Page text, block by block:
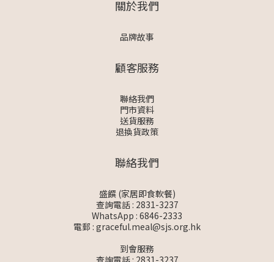
關於我們
品牌故事
顧客服務
聯絡我們
門市資料
送貨服務
退換貨政策
聯絡我們
盛饌 (家居即食軟餐)
查詢電話 : 2831-3237
WhatsApp : 6846-2333
電郵 : graceful.meal@sjs.org.hk
到會服務
查詢電話 : 2831-3237